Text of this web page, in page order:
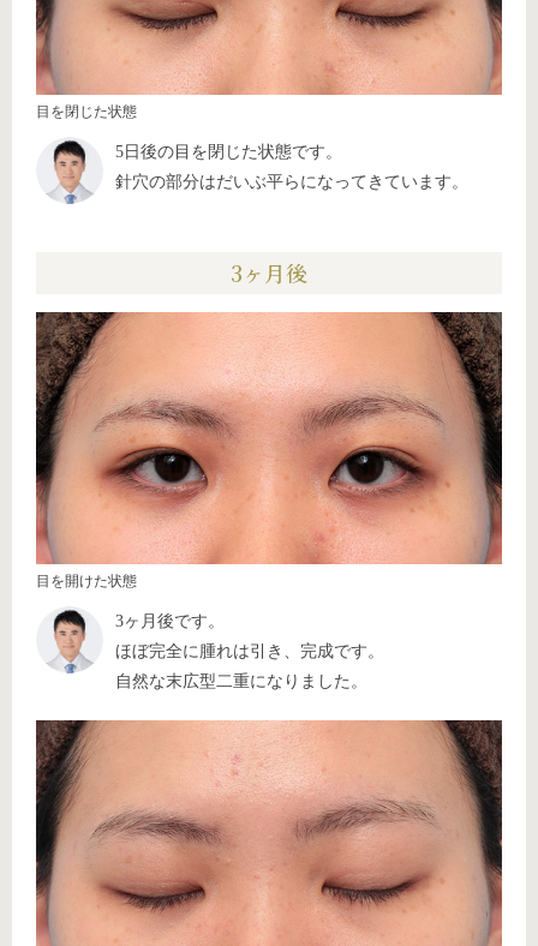
目を閉じた状態
5日後の目を閉じた状態です。
針穴の部分はだいぶ平らになってきています。
3ヶ月後
目を開けた状態
3ヶ月後です。
ほぼ完全に腫れは引き、完成です。
自然な末広型二重になりました。